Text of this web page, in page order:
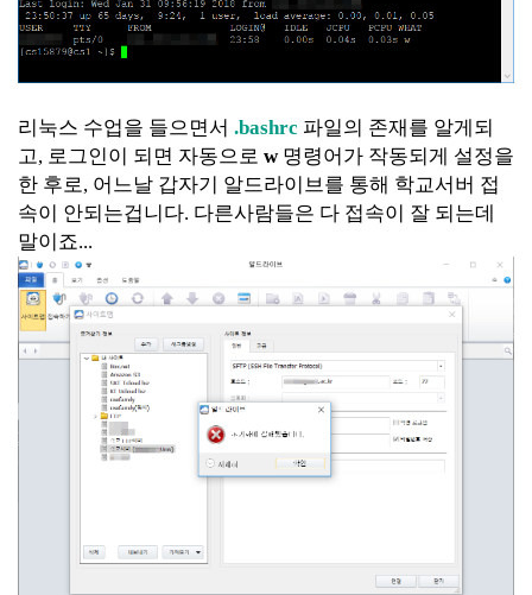
리눅스 수업을 들으면서 .bashrc 파일의 존재를 알게되
고, 로그인이 되면 자동으로 w명령어가 작동되게 설정을
한 후로, 어느날 갑자기 알드라이브를 통해 학교서버 접
속이 안되는겁니다. 다른사람들은 다 접속이 잘 되는데
말이죠...